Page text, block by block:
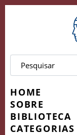
HOME
SOBRE
BIBLIOTECA
CATEGORIAS